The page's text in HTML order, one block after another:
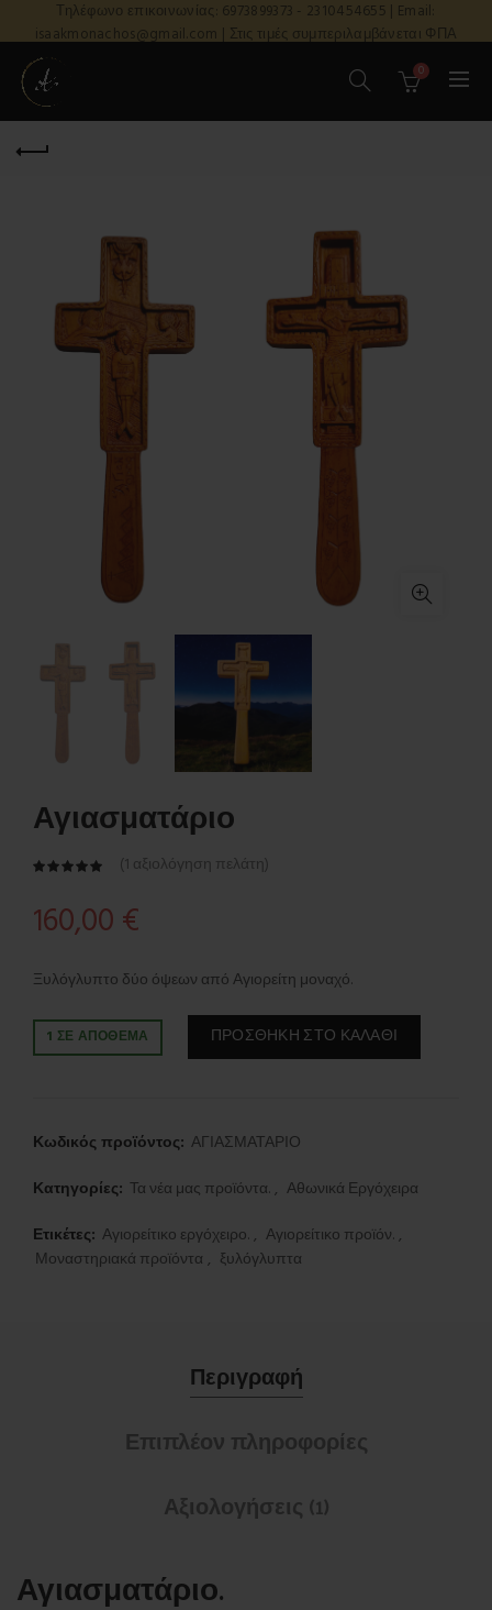
Τηλέφωνο επικοινωνίας: 6973899373 - 2310454655 | Email:
isaakmonachos@gmail.com | Στις τιμές συμπεριλαμβάνεται ΦΠΑ
0
Αγιασματάριο
(1 αξιολόγηση πελάτη)
160,00 €
Ξυλόγλυπτο δύο όψεων από Αγιορείτη μοναχό.
1 ΣΕ ΑΠΌΘΕΜΑ ΠΡΟΣΘΉΚΗ ΣΤΟ ΚΑΛΆΘΙ
Κωδικός προϊόντος: ΑΓΙΑΣΜΑΤΑΡΙΟ
Κατηγορίες: Τα νέα μας προϊόντα., Αθωνικά Εργόχειρα
Ετικέτες: Αγιορείτικο εργόχειρο., Αγιορείτικο προϊόν.,
Μοναστηριακά προϊόντα , ξυλόγλυπτα
Περιγραφή
Επιπλέον πληροφορίες
Αξιολογήσεις (1)
Αγιασματάριο.